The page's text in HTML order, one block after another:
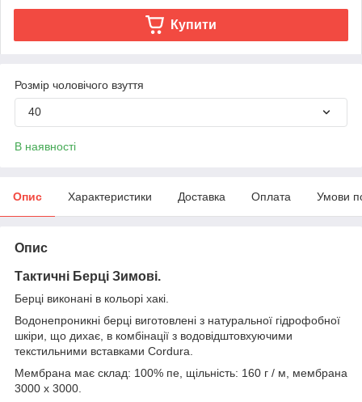
Купити
Розмір чоловічого взуття
40
В наявності
Опис Характеристики Доставка Оплата Умови
Опис
Тактичні Берці Зимові.
Берці виконані в кольорі хакі.
Водонепроникні берці виготовлені з натуральної гідрофобної
шкіри, що дихає, в комбінації з водовідштовхуючими
текстильними вставками Cordura.
Мембрана має склад: 100% пе, щільність: 160 г / м, мембрана
3000 х 3000.